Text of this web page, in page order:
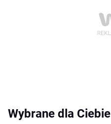
Wybrane dla Ciebie